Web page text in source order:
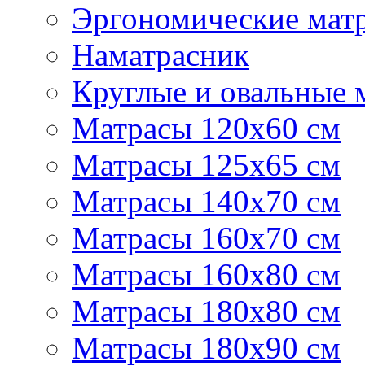
Эргономические
Наматрасник
Круглые и овальные
Матрасы 120х60 см
Матрасы 125х65 см
Матрасы 140х70 см
Матрасы 160х70 см
Матрасы 160х80 см
Матрасы 180х80 см
Матрасы 180х90 см